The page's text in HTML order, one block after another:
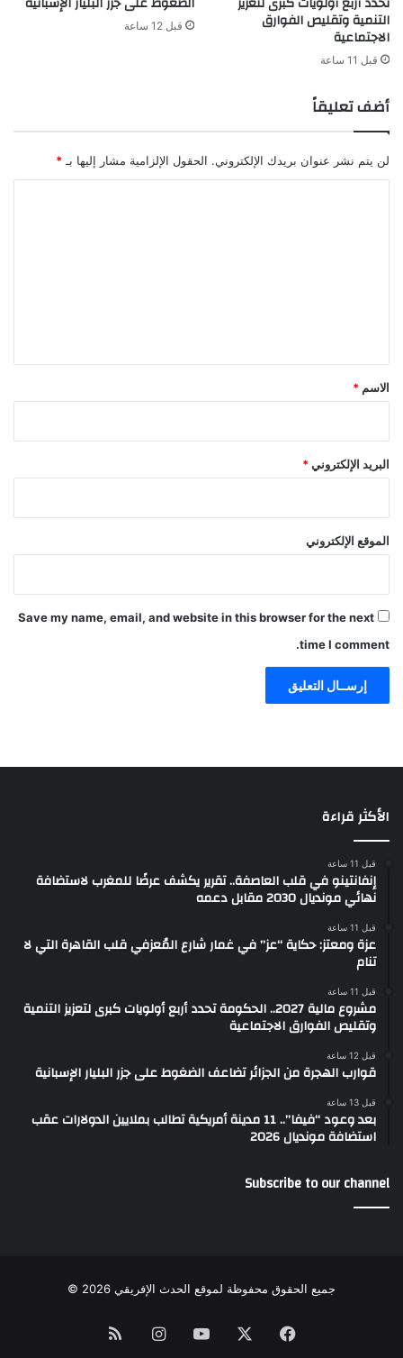
التنمية وتقليص الفوارق
الاجتماعية
قبل 11 ساعة
قبل 12 ساعة
أضف تعليقاً
لن يتم نشر عنوان بريدك الإلكتروني. الحقول الإلزامية مشار إليها بـ *
*
الاسم *
البريد الإلكتروني*
الموقع الإلكتروني
Save my name, email, and website in this browser for the next
time I comment.
الأكثر قراءة
قبل 11 ساعة
إنفانتينو في قلب العاصفة.. تقرير يكشف عرضًا للمغرب لاستضافة
نهائي مونديال 2030 مقابل دعمه
قبل 11 ساعة
عزة ومعتز: حكاية “عز” في غمار شارع المُعزفي قلب القاهرة التي لا
تنام
قبل 11 ساعة
مشروع مالية 2027.. الحكومة تحدد أربع أولويات كبرى لتعزيز التنمية
وتقليص الفوارق الاجتماعية
قبل 12 ساعة
قوارب الهجرة من الجزائر تضاعف الضغوط على جزر البليار الإسبانية
قبل 13 ساعة
بعد وعود “فيفا”.. 11 مدينة أمريكية تطالب بملايين الدولارات عقب
استضافة مونديال 2026
Subscribe to our channel
جميع الحقوق محفوظة لموقع الحدث الإفريقي 2026 ©
Facebook
YouTube
Instagram
RSS